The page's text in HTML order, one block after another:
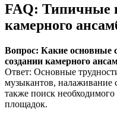
FAQ: Типичные
камерного
Вопрос: Какие основные
создании камерного
Ответ: Основные
музыкантов, налаживание
также поиск
площадок.